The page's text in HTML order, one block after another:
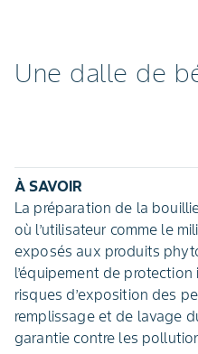
Une dalle de
À SAVOIR
La préparation de la
où l’utilisateur comme le
exposés aux produits
l’équipement de
risques d’exposition des
remplissage et de lavage
garantie contre les